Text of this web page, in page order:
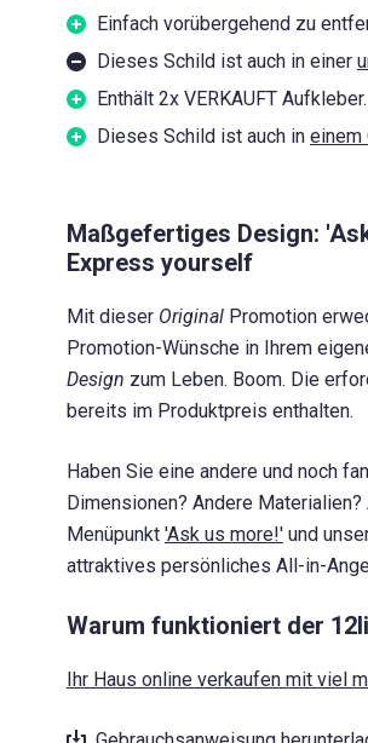
Einfach vorübergehend zu
Dieses Schild ist auch in einer
Enthält 2x VERKAUFT Aufkleber.
Dieses Schild ist auch in einem
Maßgefertiges Design:
Express yourself
Mit dieser Original Promotion
Promotion-Wünsche in Ihrem
Design zum Leben. Boom. Die
bereits im Produktpreis enthalten.
Haben Sie eine andere und noch
Dimensionen? Andere
Menüpunkt 'Ask us more!' und
attraktives persönliches All-in-
Warum funktioniert der
Ihr Haus online verkaufen mit viel